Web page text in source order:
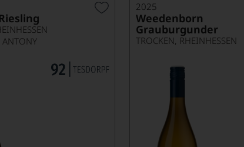
ANTONY
2025
Weedenborn
Grauburgunder
TROCKEN, RHEINHESSEN